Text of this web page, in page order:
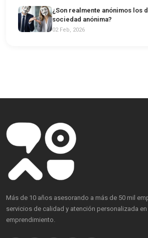
¿Son realmente anónimos los
sociedad anónima?
02 Feb, 2026
Más de 10 años asesorando a más de 50 mil
servicios de calidad y atención personalizada
emprendimiento.